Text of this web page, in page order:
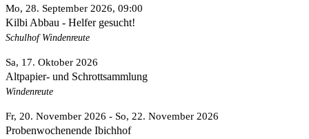
Mo, 28. September 2026, 09:00
Kilbi Abbau - Helfer gesucht!
Schulhof Windenreute
Sa, 17. Oktober 2026
Altpapier- und Schrottsammlung
Windenreute
Fr, 20. November 2026 - So, 22. November 2026
Probenwochenende Ibichhof